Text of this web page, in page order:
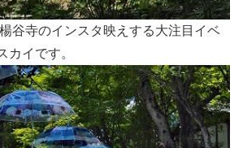
谷寺のインスタ映えする大注目イベ
カイです。